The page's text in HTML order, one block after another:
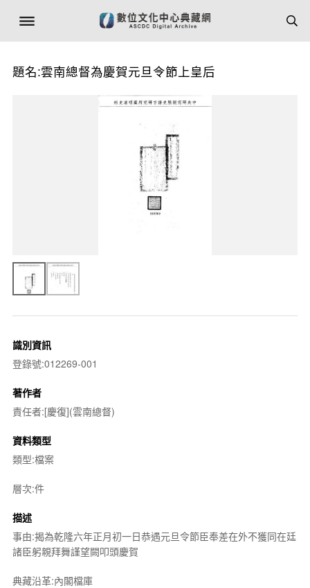
題名:雲南總督為慶賀元旦令節上皇后
識別資訊
登錄號:012269-001
著作者
責任者:[慶復](雲南總督)
資料類型
類型:檔案
層次:件
描述
事由:揭為乾隆六年正月初一日恭遇元旦令節臣奉差在外不獲同在廷
諸臣躬親拜舞謹望闕叩頭慶賀
典藏沿革:內閣檔庫